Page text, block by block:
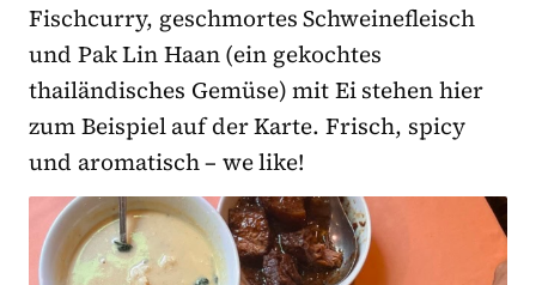
Fischcurry, geschmortes Schweinefleisch
und Pak Lin Haan (ein gekochtes
thailändisches Gemüse) mit Ei stehen hier
zum Beispiel auf der Karte. Frisch, spicy
und aromatisch – we like!